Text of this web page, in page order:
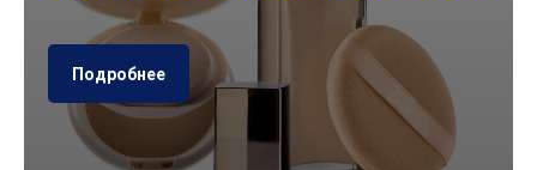
Подробнее